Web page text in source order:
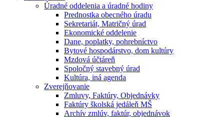
Úradné oddelenia a úradné hodiny
Prednostka obecného úradu
Sekretariát, Matričný úrad
Ekonomické oddelenie
Dane, poplatky, pohrebníctvo
Bytové hospodárstvo, dom kultúry
Mzdová účtáreň
Spoločný stavebný úrad
Kultúra, iná agenda
Zverejňovanie
Zmluvy, Faktúry, Objednávky
Faktúry školská jedáleň MŠ
Archív zmlúv, faktúr, objednávok